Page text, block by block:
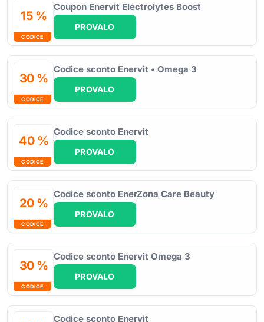
15 %
CODICE
Coupon Enervit Electrolytes Boost
PROVALO
30 %
CODICE
Codice sconto Enervit • Omega 3
PROVALO
40 %
CODICE
Codice sconto Enervit
PROVALO
20 %
CODICE
Codice sconto EnerZona Care Beauty
PROVALO
30 %
CODICE
Codice sconto Enervit Omega 3
PROVALO
Codice sconto Enervit